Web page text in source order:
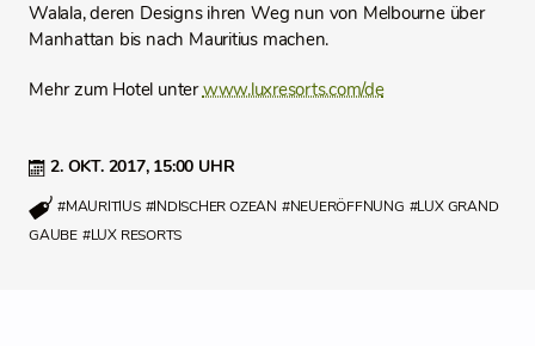
2. OKT. 2017, 15:00 UHR
#MAURITIUS #INDISCHER OZEAN #NEUERÖFFNUNG #LUX GRAND
GAUBE #LUX RESORTS
Walala, deren Designs ihren Weg nun von Melbourne über
Manhattan bis nach Mauritius machen.
Mehr zum Hotel unterwww.luxresorts.com/de